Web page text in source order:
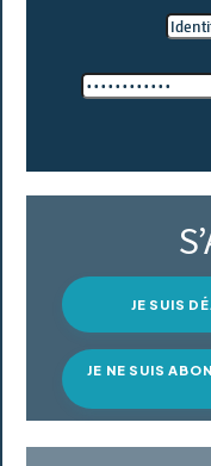
JE SUIS
JE NE SUIS